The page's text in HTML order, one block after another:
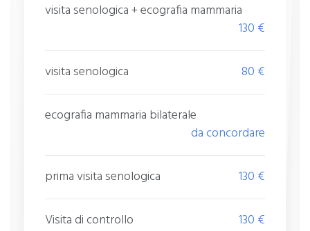
visita senologica + ecografia mammaria
130 €
visita senologica 80 €
ecografia mammaria bilaterale
da concordare
prima visita senologica 130 €
Visita di controllo 130 €